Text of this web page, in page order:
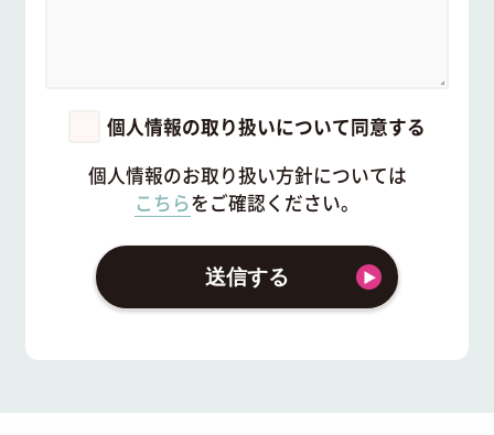
個人情報の取り扱いについて同意する
個人情報のお取り扱い方針については
こちらをご確認ください。